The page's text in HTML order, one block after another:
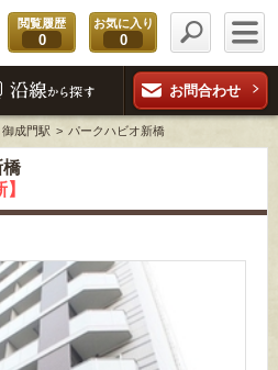
閲覧履歴
0
お気に入り
0
お問合わせ
御成門駅 パークハビオ新橋
橋